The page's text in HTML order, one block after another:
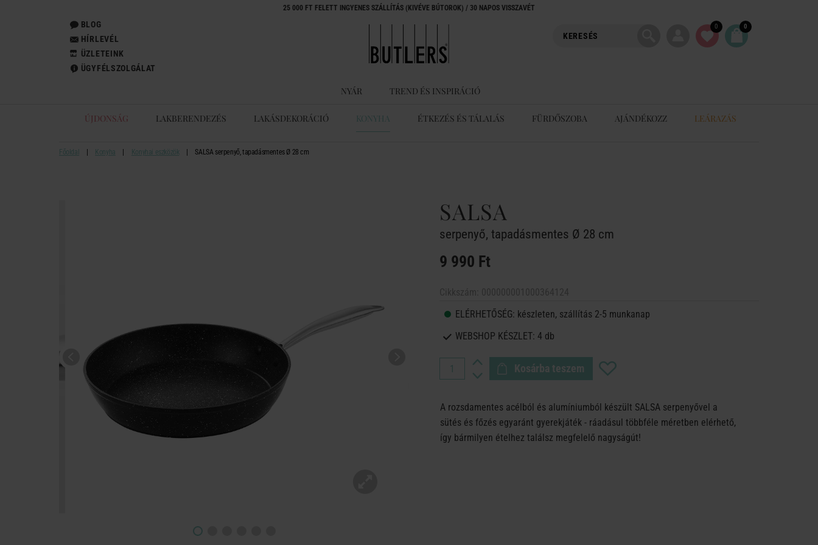
25 000 FT FELETT INGYENES SZÁLLÍTÁS (KIVÉVE BÚTOROK) / 30 NAPOS VISSZAVÉT
BLOG
HÍRLEVÉL
ÜZLETEINK
ÜGYFÉLSZOLGÁLAT
0 0
NYÁR TREND ÉS INSPIRÁCIÓ
ÚJDONSÁG LAKBERENDEZÉS LAKÁSDEKORÁCIÓ KONYHA ÉTKEZÉS ÉS TÁLALÁS FÜRDŐSZOBA AJÁNDÉKOZZ LEÁRAZÁS
Főoldal Konyha Konyhai eszközök SALSA serpenyő, tapadásmentes Ø 28 cm
SALSA
serpenyő, tapadásmentes Ø 28 cm
9 990 Ft
ELÉRHETŐSÉG: készleten, szállítás 2-5 munkanap
WEBSHOP KÉSZLET: 4 db
Kosárba teszem
A rozsdamentes acélból és alumíniumból készült SALSA serpenyővel a
sütés és főzés egyaránt gyerekjáték - ráadásul többféle méretben elérhető,
így bármilyen ételhez találsz megfelelő nagyságút!